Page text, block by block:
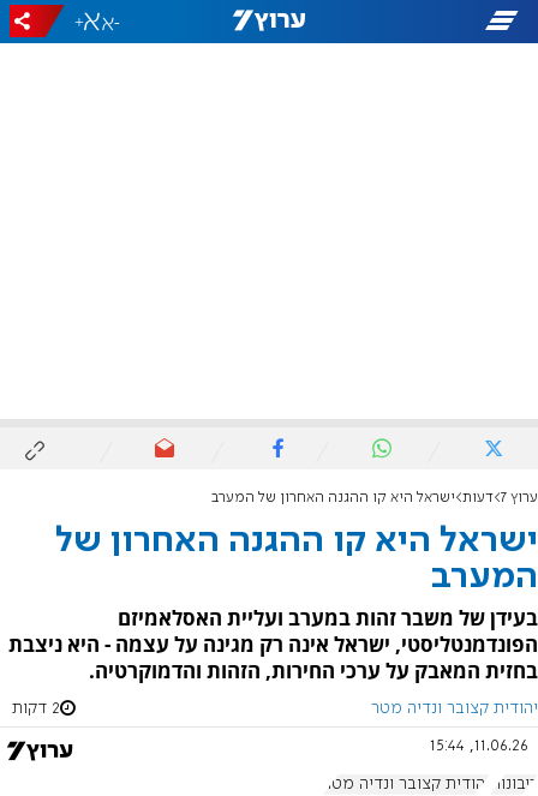
-
+
ערוץ 7 דעות ישראל היא קו ההגנה האחרון של המערב
ישראל היא קו ההגנה האחרון של
המערב
בעידן של משבר זהות במערב ועליית האסלאמיזם
הפונדמנטליסטי, ישראל אינה רק מגינה על עצמה - היא ניצבת
בחזית המאבק על ערכי החירות, הזהות והדמוקרטיה.
יהודית קצובר ונדיה מטר 2 דקות
11.06.26, 15:44
ריבונות יהודית קצובר ונדיה מטר